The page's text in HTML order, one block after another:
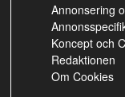
Annonsering
Koncept och
Redaktionen
Om Cookies